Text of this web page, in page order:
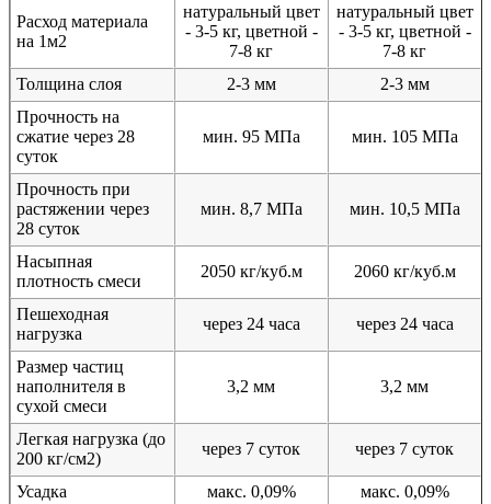
Расход материала
на 1м2
натуральный цвет
- 3-5 кг, цветной -
7-8 кг
натуральный цвет
- 3-5 кг, цветной -
7-8 кг
Толщина слоя
2-3 мм
2-3 мм
Прочность на
сжатие через 28
суток
мин. 95 МПа мин. 105 МПа
Прочность при
растяжении через
28 суток
мин. 8,7 МПа мин. 10,5 МПа
Насыпная
плотность смеси
2050 кг/куб.м 2060 кг/куб.м
Пешеходная
нагрузка
через 24 часа через 24 часа
Размер частиц
наполнителя в
сухой смеси
3,2 мм 3,2 мм
Легкая нагрузка (до
200 кг/см2)
через 7 суток через 7 суток
Усадка макс. 0,09%
макс. 0,09%